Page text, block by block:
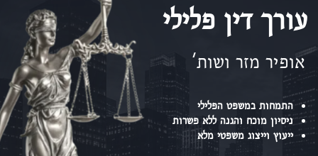
עורך דין פלילי
אופיר מזר ושות'
התמחות במשפט הפלילי
ניסיון מוכח והגנה ללא פשרות
ייעוץ וייצוג משפטי מלא